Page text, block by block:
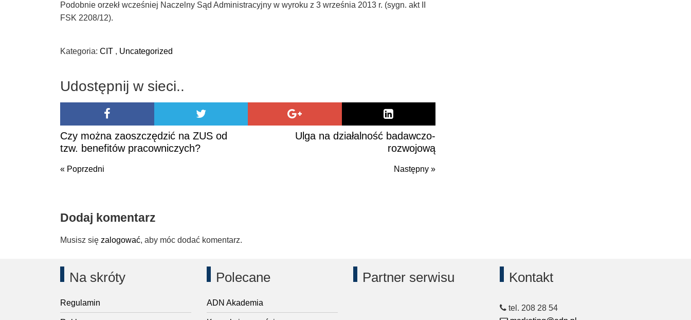
Podobnie orzekł wcześniej Naczelny Sąd Administracyjny w wyroku z 3 września 2013 r. (sygn. akt II
FSK 2208/12).
Kategoria: CIT , Uncategorized
Udostępnij w sieci..
Czy można zaoszczędzić na ZUS od
tzw. benefitów pracowniczych?
« Poprzedni
Ulga na działalność badawczo-
rozwojową
Następny »
Dodaj komentarz
Musisz się zalogować, aby móc dodać komentarz.
Na skróty
Regulamin
Polecane
ADN Akademia
Partner serwisu Kontakt
tel. 208 28 54